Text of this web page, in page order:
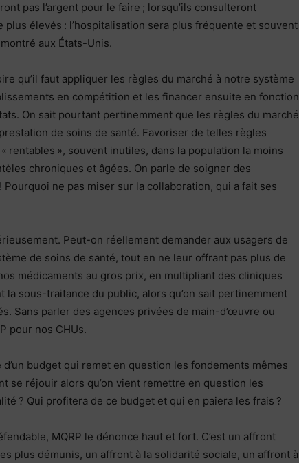
pas l’argent pour le faire ; lorsqu’ils consulteront
élevés : l’hospitalisation sera plus fréquente et souvent
aux États-Unis.
qu’il faut appliquer les règles du marché à notre système
en compétition et les financer ensuite en fonction
On sait pourtant pertinemment que les règles du marché
de soins de santé. Favoriser de telles règles
rentables », souvent inutiles, dans la population la moins
chroniques et âgées. On parle de soigner des
ne pas miser sur la collaboration, qui a fait ses
Peut-on réellement demander aux usagers de
de soins de santé, tout en ne leur offrant pas plus de
médicaments au gros prix, en multipliant des cliniques
sous-traitance du public, alors qu’on sait pertinemment
Sans parler des agences privées de main-d’œuvre ou
pour nos CHUs.
budget qui remet en question les fondements mêmes
se réjouir alors qu’on vient remettre en question les
? Qui profitera de ce budget et qui en paiera les frais ?
MQRP le dénonce haut et fort. C’est un affront
plus démunis, un affront à la solidarité sociale, un affront à